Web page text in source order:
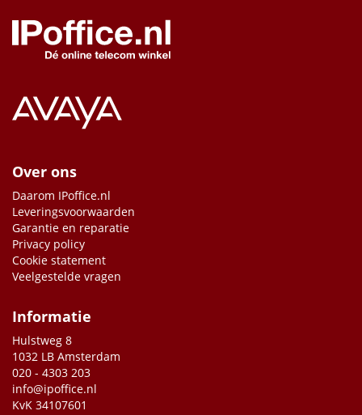
Over ons
Daarom IPoffice.nl
Leveringsvoorwaarden
Garantie en reparatie
Privacy policy
Cookie statement
Veelgestelde vragen
Informatie
Hulstweg 8
1032 LB Amsterdam
020 - 4303 203
info@ipoffice.nl
KvK 34107601